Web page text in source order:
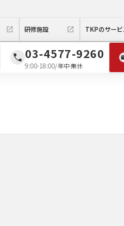
研修施設 TKPのサービ
03-4577-9260
9:00-18:00/年中無休